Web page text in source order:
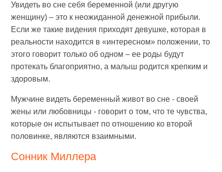
Увидеть во сне себя беременной (или другую
женщину) – это к неожиданной денежной прибыли.
Если же такие видения приходят девушке, которая в
реальности находится в «интересном» положении, то
этого говорит только об одном – ее роды будут
протекать благоприятно, а малыш родится крепким и
здоровым.
Мужчине видеть беременный живот во сне - своей
жены или любовницы - говорит о том, что те чувства,
которые он испытывает по отношению ко второй
половинке, являются взаимными.
Сонник Миллера